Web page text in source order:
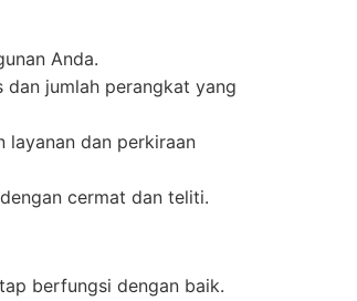
Anda.
dan jumlah perangkat yang
layanan dan perkiraan
cermat dan teliti.
berfungsi dengan baik.